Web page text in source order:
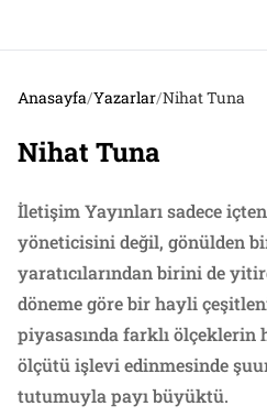
Anasayfa/Yazarlar/Nihat Tuna
Nihat Tuna
İletişim Yayınları sadece
yöneticisini değil, gönülden
yaratıcılarından birini de
döneme göre bir hayli
piyasasında farklı ölçeklerin
ölçütü işlevi edinmesinde
tutumuyla payı büyüktü.